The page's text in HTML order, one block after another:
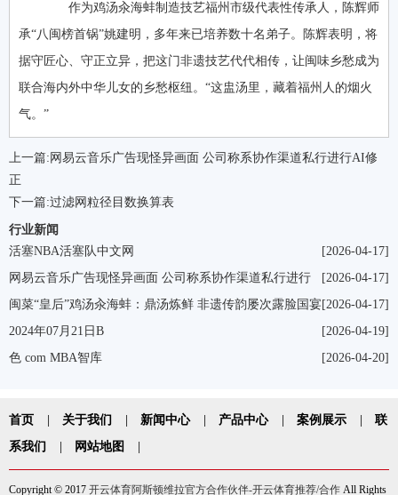
作为鸡汤汆海蚌制造技艺福州市级代表性传承人，陈辉师
承“八闽榜首锅”姚建明，多年来已培养数十名弟子。陈辉表明，将
据守匠心、守正立异，把这门非遗技艺代代相传，让闽味乡愁成为
联合海内外中华儿女的乡愁枢纽。“这盅汤里，藏着福州人的烟火
气。”
上一篇: 网易云音乐广告现怪异画面 公司称系协作渠道私行进行AI修
正
下一篇:过滤网粒径目数换算表
行业新闻
[2026-04-17]
活塞NBA活塞队中文网
[2026-04-17]
网易云音乐广告现怪异画面 公司称系协作渠道私行进行
AI修正
[2026-04-17]
闽菜“皇后”鸡汤汆海蚌：鼎汤炼鲜 非遗传韵屡次露脸国宴
招待外宾声名远扬 让闽味乡愁成为联合海内外中华儿女乡愁枢纽
[2026-04-19]
2024年07月21日B
[2026-04-20]
色 com MBA智库
首页 关于我们 新闻中心 产品中心 案例展示
联
系我们
网站地图
Copyright © 2017 开云体育阿斯顿维拉官方合作伙伴-开云体育推荐/合作 All Rights